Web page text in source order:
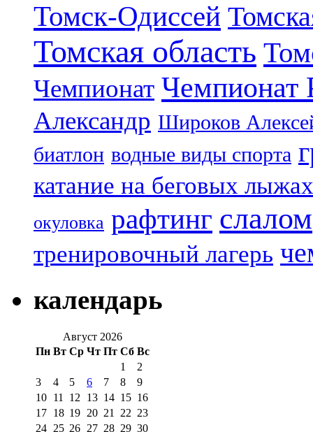
Томск-Одиссей
Томская область
Чемпионат Чемпионат
Александр Широков
биатлон водные виды спорта
катание на беговых лыжах
окуловка рафтинг слалом
тренировочный лагерь
календарь
Август 2026
Пн Вт Ср Чт Пт Сб Вс
1
2
3
4 5 6 7 8
9
10 11 12 13 14 15 16
17 18 19 20 21 22 23
24 25 26 27 28 29 30